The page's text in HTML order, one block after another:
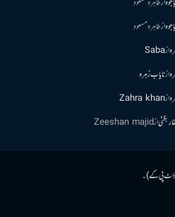
ازطاہرہ مسعود
ازطاہرہ مسعود
ازSaba
ازنایاب زہرہ
ازZahra khan
بگٹیازZeeshan majid